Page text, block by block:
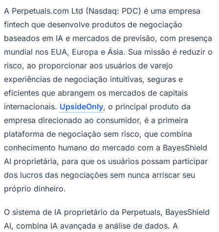
Ceará
"A Perpetuals formou a infraestrutura
regulamentada que a tokenização de commodities
físicas precisa e que estava faltando", disse
Nathaniel T. Bradley, Diretor Executivo da
Datavault AI. "A parceria com uma plataforma,
que já demonstrou este tipo de crescimento de
usuários, coloca nossos programas de tokenização
diante do que acreditamos ser o maior público
possível, exatamente no momento certo para a
Datavault AI."
A Perpetuals.com Ltd (Nasdaq: PDC) é uma empresa